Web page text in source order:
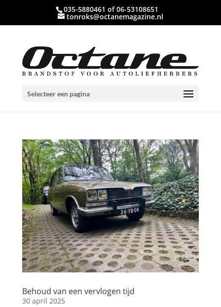
035-5880461 of 06-53108651
tonroks@octanemagazine.nl
Selecteer een pagina
Behoud van een vervlogen tijd
30 april 2025